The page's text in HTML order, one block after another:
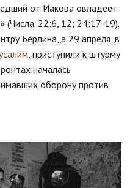
от Иакова овладеет
(Числа. 22:6, 12; 24:17-19).
Берлина, а 29 апреля, в
, приступили к штурму
началась
оборону против